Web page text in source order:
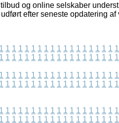
og online selskaber
efter seneste opdatering af
1 1 1 1 1 1 1 1 1 1 1 1 1 1 1 1 1 1 1
1 1 1 1 1 1 1 1 1 1 1 1 1 1 1 1 1 1 1
1 1 1 1 1 1 1 1 1 1 1 1 1 1 1 1 1 1 1
1 1 1 1 1 1 1 1 1 1 1 1 1 1 1 1 1 1 1
1 1 1 1 1 1 1 1 1 1 1 1 1 1 1 1 1 1 1
1 1 1 1 1 1 1 1 1 1 1 1 1 1 1 1 1 1 1